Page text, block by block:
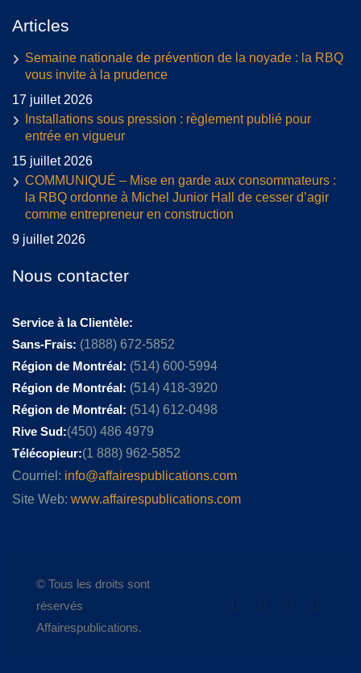
Articles
Semaine nationale de prévention de la noyade : la RBQ
vous invite à la prudence
17 juillet 2026
Installations sous pression : règlement publié pour
entrée en vigueur
15 juillet 2026
COMMUNIQUÉ – Mise en garde aux consommateurs :
la RBQ ordonne à Michel Junior Hall de cesser d’agir
comme entrepreneur en construction
9 juillet 2026
Nous contacter
Service à la Clientèle:
Sans-Frais: (1888) 672-5852
Région de Montréal: (514) 600-5994
Région de Montréal: (514) 418-3920
Région de Montréal: (514) 612-0498
Rive Sud:(450) 486 4979
Télécopieur:(1 888) 962-5852
Courriel: info@affairespublications.com
Site Web: www.affairespublications.com
© Tous les droits sont
réservés
Affairespublications.